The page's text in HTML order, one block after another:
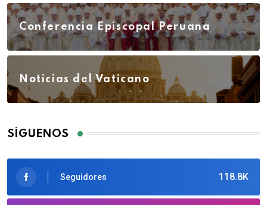
Conferencia Episcopal Peruana
Noticias del Vaticano
SÍGUENOS
118.8K
Seguidores